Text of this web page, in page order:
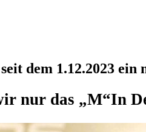
dem 1.12.2023 ein
nur das „M“In